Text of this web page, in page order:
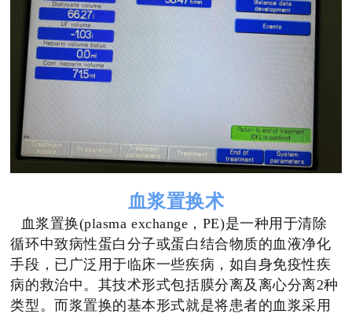
血浆置换术
血浆置换(plasma exchange，PE)是一种用于清除
循环中致病性蛋白分子或蛋白结合物质的血液净化
手段，已广泛用于临床一些疾病，如自身免疫性疾
病的救治中。其技术形式包括膜分离及离心分离2种
类型。而浆置换的基本形式就是将患者的血浆采用